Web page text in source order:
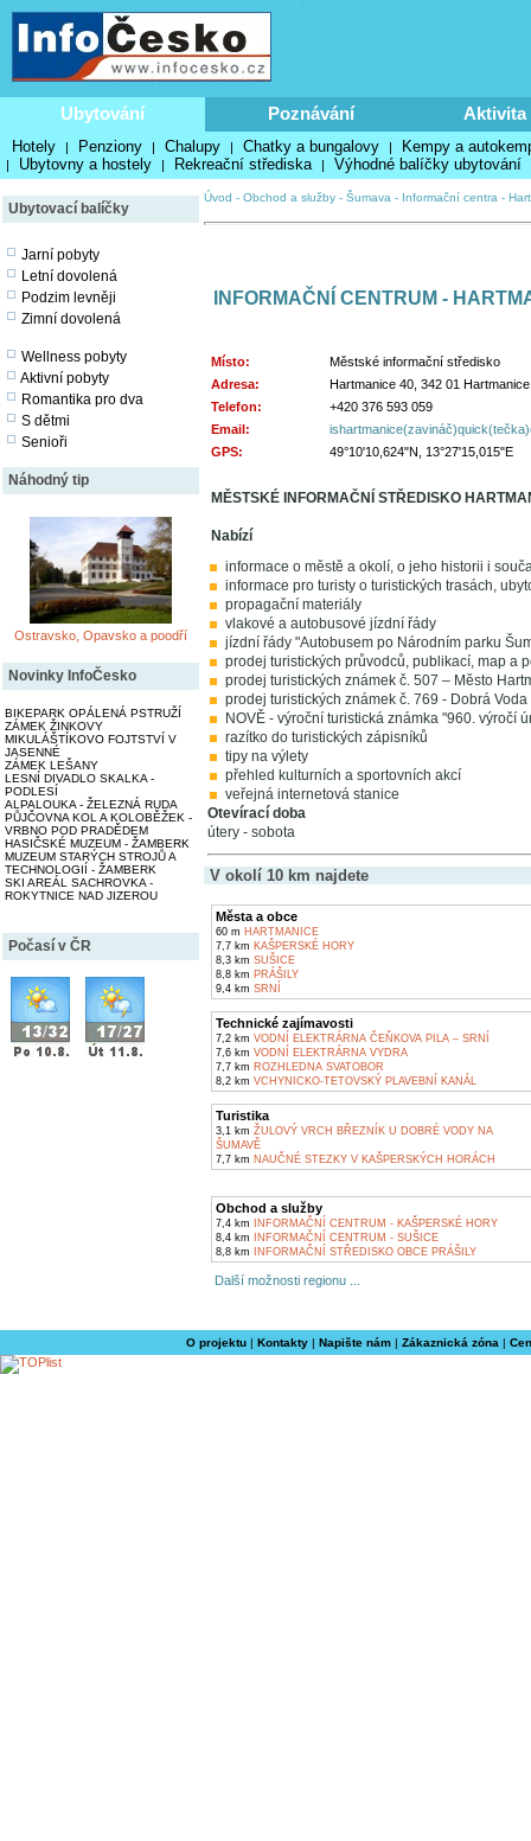
Ubytování Poznávání Aktivita
Hotely | Penziony | Chalupy | Chatky a bungalovy | Kempy a
| Ubytovny a hostely | Rekreační střediska | Výhodné balíčky ubytování
Ubytovací balíčky
Jarní pobyty
Letní dovolená
Podzim levněji
Zimní dovolená
Wellness pobyty
Aktivní pobyty
Romantika pro dva
S dětmi
Senioři
Náhodný tip
Ostravsko, Opavsko a poodří
Novinky InfoČesko
BIKEPARK OPÁLENÁ PSTRUŽÍ
ZÁMEK ŽINKOVY
MIKULÁŠTÍKOVO FOJTSTVÍ V
JASENNÉ
ZÁMEK LEŠANY
LESNÍ DIVADLO SKALKA -
PODLESÍ
ALPALOUKA - ŽELEZNÁ RUDA
PŮJČOVNA KOL A KOLOBĚŽEK -
VRBNO POD PRADĚDEM
HASIČSKÉ MUZEUM - ŽAMBERK
MUZEUM STARÝCH STROJŮ A
TECHNOLOGIÍ - ŽAMBERK
SKI AREÁL SACHROVKA -
ROKYTNICE NAD JIZEROU
Počasí v ČR
Úvod - Obchod a služby - Šumava - Informační centra -
INFORMAČNÍ CENTRUM -
Místo:
Městské informační středisko
Adresa:
Hartmanice 40, 342 01 Hartmanice
Telefon:
+420 376 593 059
Email:
GPS:
49°10'10,624"N, 13°27'15,015"E
MĚSTSKÉ INFORMAČNÍ STŘEDISKO
Nabízí
informace o městě a okolí, o jeho historii i
informace pro turisty o turistických trasách,
propagační materiály
vlakové a autobusové jízdní řády
jízdní řády "Autobusem po Národním parku
prodej turistických průvodců, publikací, map a
prodej turistických známek č. 507 – Město
prodej turistických známek č. 769 - Dobrá
NOVĚ - výroční turistická známka "960. výročí
razítko do turistických zápisníků
tipy na výlety
přehled kulturních a sportovních akcí
veřejná internetová stanice
Otevírací doba
útery - sobota
V okolí 10 km najdete
Města a obce
60 m HARTMANICE
7,7 km KAŠPERSKÉ HORY
8,3 km SUŠICE
8,8 km PRÁŠILY
9,4 km SRNÍ
Technické zajímavosti
7,2 km VODNÍ ELEKTRÁRNA ČEŇKOVA PILA – SRNÍ
7,6 km VODNÍ ELEKTRÁRNA VYDRA
7,7 km ROZHLEDNA SVATOBOR
8,2 km VCHYNICKO-TETOVSKÝ PLAVEBNÍ KANÁL
Turistika
3,1 km ŽULOVÝ VRCH BŘEZNÍK U DOBRÉ VODY NA
ŠUMAVĚ
7,7 km NAUČNÉ STEZKY V KAŠPERSKÝCH HORÁCH
Obchod a služby
7,4 km INFORMAČNÍ CENTRUM - KAŠPERSKÉ HORY
8,4 km INFORMAČNÍ CENTRUM - SUŠICE
8,8 km INFORMAČNÍ STŘEDISKO OBCE PRÁŠILY
Další možnosti regionu ...
O projektu| Kontakty| Napište nám| Zákaznická zóna |